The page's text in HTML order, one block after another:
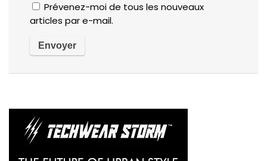
Prévenez-moi de tous les nouveaux
articles par e-mail.